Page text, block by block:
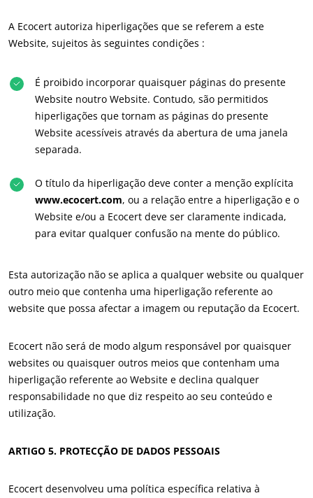
Inovar com o nosso ecossistema
A Ecocert autoriza hiperligações que se referem a este
Website, sujeitos às seguintes condições :
É proibido incorporar quaisquer páginas do presente
Website noutro Website. Contudo, são permitidos
hiperligações que tornam as páginas do presente
Website acessíveis através da abertura de uma janela
separada.
O título da hiperligação deve conter a menção explícita
www.ecocert.com, ou a relação entre a hiperligação e o
Website e/ou a Ecocert deve ser claramente indicada,
para evitar qualquer confusão na mente do público.
Esta autorização não se aplica a qualquer website ou qualquer
outro meio que contenha uma hiperligação referente ao
website que possa afectar a imagem ou reputação da Ecocert.
Ecocert não será de modo algum responsável por quaisquer
websites ou quaisquer outros meios que contenham uma
hiperligação referente ao Website e declina qualquer
responsabilidade no que diz respeito ao seu conteúdo e
utilização.
ARTIGO 5. PROTECÇÃO DE DADOS PESSOAIS
Ecocert desenvolveu uma política específica relativa à